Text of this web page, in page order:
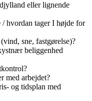
eller lignende
hvordan tager I højde for
sne, fastgørelse)?
beliggenhed
med arbejdet?
og tidsplan med